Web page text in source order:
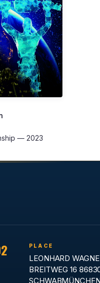
— 2023
PLACE
LEONHARD
BREITWEG 16